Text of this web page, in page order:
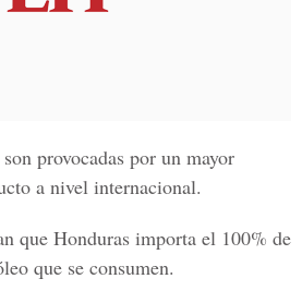
provocadas por un mayor
a nivel internacional.
que Honduras importa el 100% de
que se consumen.